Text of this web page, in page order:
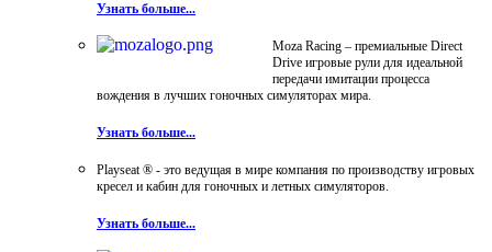
Узнать больше...
Moza Racing – премиальные Direct
Drive игровые рули для идеальной
передачи имитации процесса
вождения в лучших гоночных симуляторах мира.
Узнать больше...
Playseat ® - это ведущая в мире компания по производству игровых
кресел и кабин для гоночных и летных симуляторов.
Узнать больше...